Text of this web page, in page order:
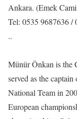
Ankara. (Emek
Tel: 0535 9687636 /
..
Münür Önkan is the
served as the
National Team in
European